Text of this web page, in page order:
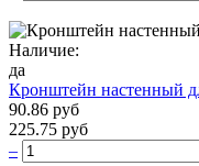
Наличие:
да
Кронштейн настенный
90.86 руб
225.75 руб
–